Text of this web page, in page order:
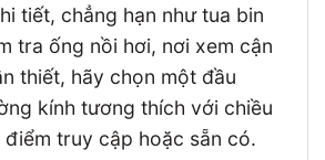
tiết, chẳng hạn như tua bin
tra ống nồi hơi, nơi xem cận
thiết, hãy chọn một đầu
kính tương thích với chiều
truy cập hoặc sẵn có.